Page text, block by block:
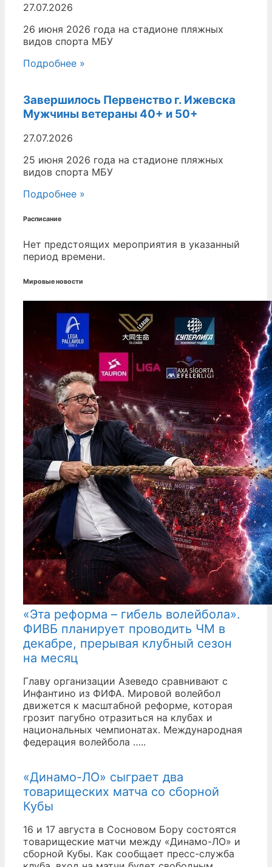
27.07.2026
26 июня 2026 года на стадионе пляжных
видов спорта МБУ
Подробнее »
Завершилось Первенство г. Ижевска
Мужчины ветераны 40+ и 50+
27.07.2026
25 июня 2026 года на стадионе пляжных
видов спорта МБУ
Подробнее »
Расписание
Нет предстоящих мероприятия в указанный
период времени.
Мировые новости
«Эта реформа – гибель волейбола».
ФИВБ планирует проводить ЧМ в
декабре, прерывая клубный сезон
на месяц
Главу организации Азеведо сравнивают с
Инфантино из ФИФА. Мировой волейбол
движется к масштабной реформе, которая
грозит пагубно отразиться на клубах и
национальных чемпионатах. Международная
федерация волейбола …..
«Динамо-ЛО» сыграет два
товарищеских матча со сборной
Кубы
16 и 17 августа в Сосновом Бору состоятся
товарищеские матчи между «Динамо-ЛО» и
сборной Кубы. Как сообщает пресс-служба